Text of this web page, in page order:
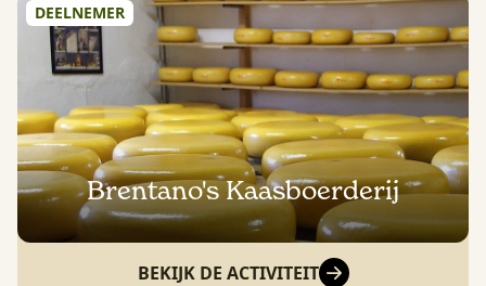
DEELNEMER
Brentano's Kaasboerderij
BEKIJK DE ACTIVITEIT